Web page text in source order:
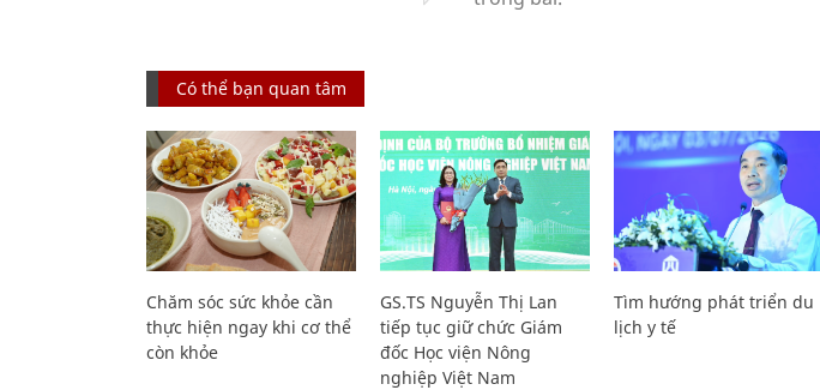
Có thể bạn quan tâm
Chăm sóc sức khỏe cần
thực hiện ngay khi cơ thể
còn khỏe
GS.TS Nguyễn Thị Lan
tiếp tục giữ chức Giám
đốc Học viện Nông
nghiệp Việt Nam
Tìm hướng phát triển du
lịch y tế